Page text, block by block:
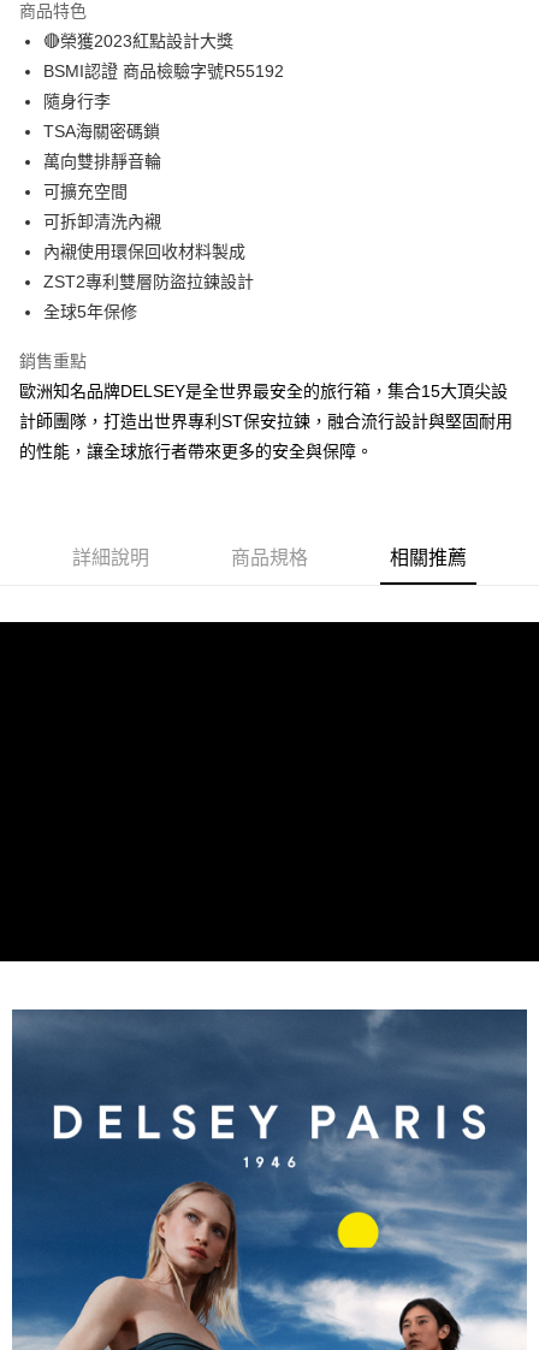
合作金庫商業銀行
華南商業銀行
上海商業儲蓄銀行
國泰世華商業銀行
臺灣中小企業銀行
匯豐（台灣）商業銀行
聯邦商業銀行
元大商業銀行
玉山商業銀行
台新國際商業銀行
台灣樂天信用卡公司
6 期 0 利率 每期
華南商業銀行
上海商業儲蓄銀行
國泰世華商業銀行
臺灣中小企業銀行
匯豐（台灣）商業銀行
聯邦商業銀行
元大商業銀行
玉山商業銀行
台新國際商業銀行
台灣樂天信用卡公司
LINE Pay
Apple Pay
街口支付
悠遊付
ATM付款
運送方式
每筆NT$80，滿NT$1,000(含以上)免運費
宅配-離島
每筆NT$200
商品特色
🔴榮獲2023紅點設計大獎
BSMI認證 商品檢驗字號R55192
隨身行李
TSA海關密碼鎖
萬向雙排靜音輪
可擴充空間
可拆卸清洗內襯
內襯使用環保回收材料製成
ZST2專利雙層防盜拉鍊設計
全球5年保修
銷售重點
歐洲知名品牌DELSEY是全世界最安全的旅行箱，集合15大頂尖設
計師團隊，打造出世界專利ST保安拉鍊，融合流行設計與堅固耐用
的性能，讓全球旅行者帶來更多的安全與保障。
詳細說明 商品規格 相關推薦